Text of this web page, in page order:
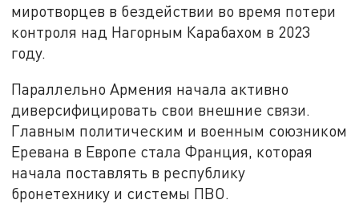
миротворцев в бездействии во время потери
контроля над Нагорным Карабахом в 2023
году.
Параллельно Армения начала активно
диверсифицировать свои внешние связи.
Главным политическим и военным союзником
Еревана в Европе стала Франция, которая
начала поставлять в республику
бронетехнику и системы ПВО.